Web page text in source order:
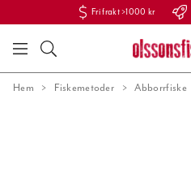
Fri frakt >1000 kr
Hem Fiskemetoder Abborrfiske